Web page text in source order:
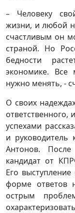
– Человеку
жизни, и любой
счастливым он
страной. Но
бедности
экономике.
нужно менять, -
О своих
ответственного,
успехами
и руководитель
Антонов.
кандидат от
Его
форме ответов
острым